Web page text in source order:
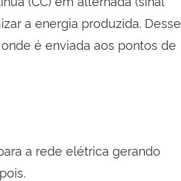
a energia produzida. Desse
é enviada aos pontos de
a rede elétrica gerando